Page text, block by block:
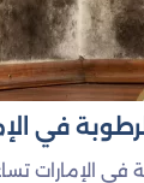
في
في الإمارات